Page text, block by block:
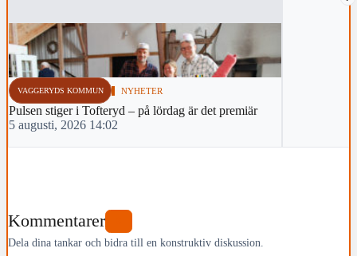
VAGGERYDS KOMMUN NYHETER
Pulsen stiger i Tofteryd – på lördag är det premiär
5 augusti, 2026 14:02
Kommentarer
Dela dina tankar och bidra till en konstruktiv diskussion.